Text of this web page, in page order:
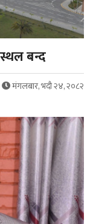
बन्द
मंगलबार, भदौ २४, २०८२